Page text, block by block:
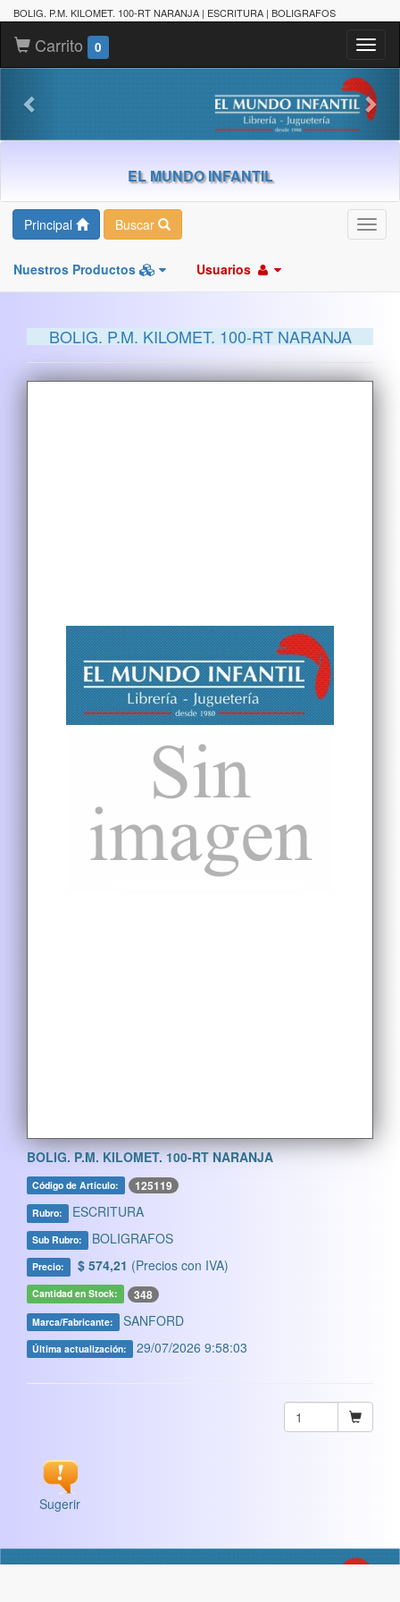
BOLIG. P.M. KILOMET. 100-RT NARANJA | ESCRITURA | BOLIGRAFOS
Carrito 0
EL MUNDO INFANTIL
Principal Buscar
Nuestros Productos Usuarios
BOLIG. P.M. KILOMET. 100-RT NARANJA
BOLIG. P.M. KILOMET. 100-RT NARANJA
Código de Artículo: 125119
Rubro: ESCRITURA
Sub Rubro: BOLIGRAFOS
Precio: $ 574,21 (Precios con IVA)
Cantidad en Stock: 348
Marca/Fabricante: SANFORD
Última actualización: 29/07/2026 9:58:03
Sugerir